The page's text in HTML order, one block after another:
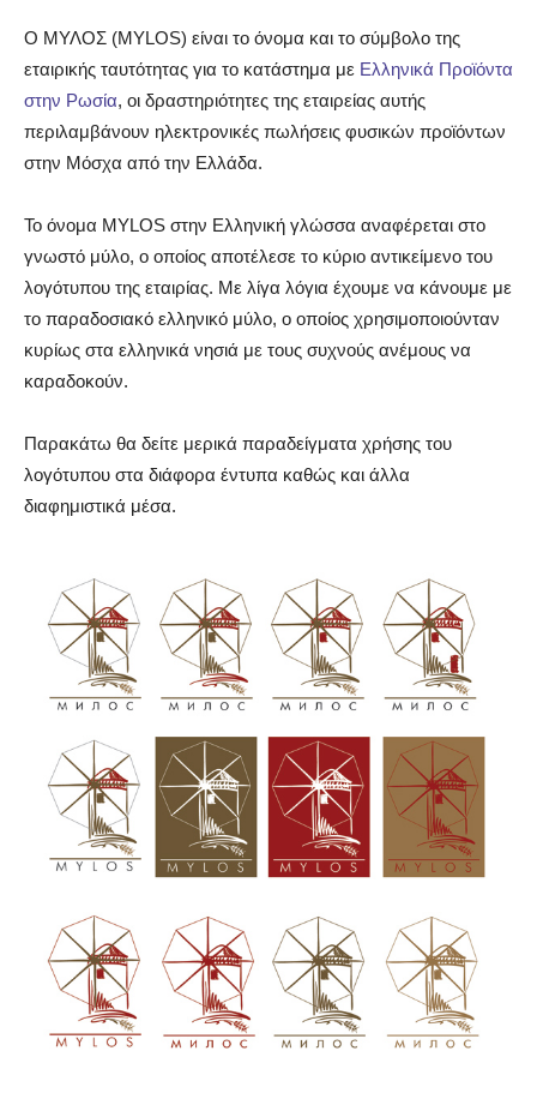
Ο ΜΥΛΟΣ (MYLOS) είναι το όνομα και το σύμβολο της
εταιρικής ταυτότητας για το κατάστημα με Ελληνικά Προϊόντα
στην Ρωσία, οι δραστηριότητες της εταιρείας αυτής
περιλαμβάνουν ηλεκτρονικές πωλήσεις φυσικών προϊόντων
στην Μόσχα από την Ελλάδα.
Το όνομα MYLOS στην Ελληνική γλώσσα αναφέρεται στο
γνωστό μύλο, ο οποίος αποτέλεσε το κύριο αντικείμενο του
λογότυπου της εταιρίας. Με λίγα λόγια έχουμε να κάνουμε με
το παραδοσιακό ελληνικό μύλο, ο οποίος χρησιμοποιούνταν
κυρίως στα ελληνικά νησιά με τους συχνούς ανέμους να
καραδοκούν.
Παρακάτω θα δείτε μερικά παραδείγματα χρήσης του
λογότυπου στα διάφορα έντυπα καθώς και άλλα
διαφημιστικά μέσα.